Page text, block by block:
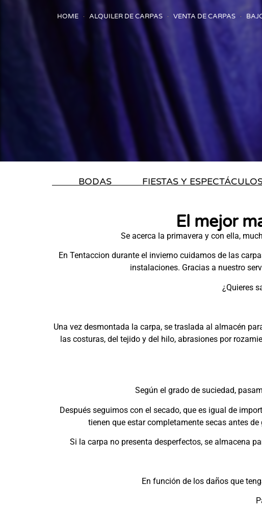
HOME ALQUILER DE CARPAS VENTA DE CARPAS
BODAS FIESTAS Y
El mejor
Se acerca la primavera y con ella,
En Tentaccion durante el invierno cuidamos de las
instalaciones. Gracias a nuestro
¿Quieres
Una vez desmontada la carpa, se traslada al almacén
las costuras, del tejido y del hilo, abrasiones por
Según el grado de suciedad,
Después seguimos con el secado, que es igual de
tienen que estar completamente secas antes
Si la carpa no presenta desperfectos, se almacena
En función de los daños que